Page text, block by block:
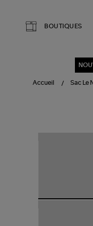
BOUTIQUES
Accueil Sac Le